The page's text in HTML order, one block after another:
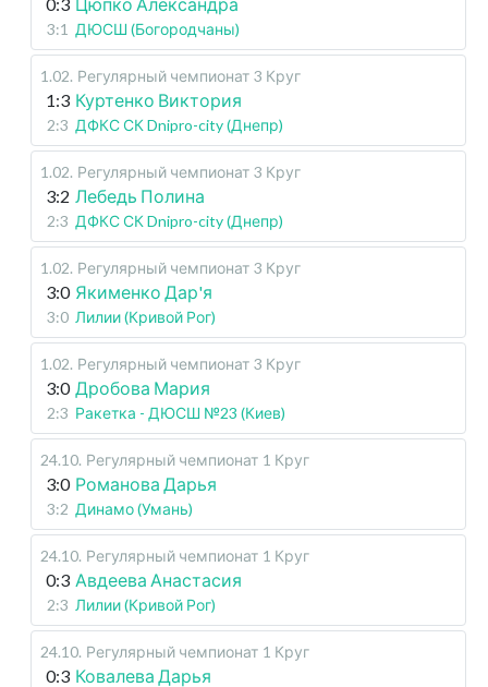
3:1 ДЮСШ (Богородчаны)
1.02. Регулярный чемпионат 3 Круг
1:3 Куртенко Виктория
2:3 ДФКС СК Dnipro-city (Днепр)
1.02. Регулярный чемпионат 3 Круг
3:2 Лебедь Полина
2:3 ДФКС СК Dnipro-city (Днепр)
1.02. Регулярный чемпионат 3 Круг
3:0 Якименко Дар'я
3:0 Лилии (Кривой Рог)
1.02. Регулярный чемпионат 3 Круг
3:0 Дробова Мария
2:3 Ракетка - ДЮСШ №23 (Киев)
24.10. Регулярный чемпионат 1 Круг
3:0 Романова Дарья
3:2 Динамо (Умань)
24.10. Регулярный чемпионат 1 Круг
0:3 Авдеева Анастасия
2:3 Лилии (Кривой Рог)
24.10. Регулярный чемпионат 1 Круг
0:3 Ковалева Дарья